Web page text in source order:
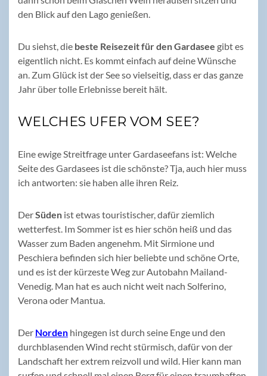
den Blick auf den Lago genießen.
Du siehst, die beste Reisezeit für den Gardasee gibt es
eigentlich nicht. Es kommt einfach auf deine Wünsche
an. Zum Glück ist der See so vielseitig, dass er das ganze
Jahr über tolle Erlebnisse bereit hält.
WELCHES UFER VOM SEE?
Eine ewige Streitfrage unter Gardaseefans ist: Welche
Seite des Gardasees ist die schönste? Tja, auch hier muss
ich antworten: sie haben alle ihren Reiz.
DerSüden ist etwas touristischer, dafür ziemlich
wetterfest. Im Sommer ist es hier schön heiß und das
Wasser zum Baden angenehm. Mit Sirmione und
Peschiera befinden sich hier beliebte und schöne Orte,
und es ist der kürzeste Weg zur Autobahn Mailand-
Venedig. Man hat es auch nicht weit nach Solferino,
Verona oder Mantua.
Der Norden hingegen ist durch seine Enge und den
durchblasenden Wind recht stürmisch, dafür von der
Landschaft her extrem reizvoll und wild. Hier kann man